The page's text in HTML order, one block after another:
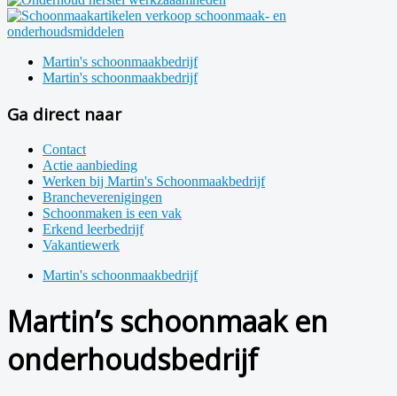
Martin's schoonmaakbedrijf
Martin's schoonmaakbedrijf
Ga direct naar
Contact
Actie aanbieding
Werken bij Martin's Schoonmaakbedrijf
Brancheverenigingen
Schoonmaken is een vak
Erkend leerbedrijf
Vakantiewerk
Martin's schoonmaakbedrijf
Martin’s schoonmaak en
onderhoudsbedrijf